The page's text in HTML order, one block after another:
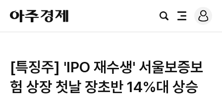
아
주
경
검
전
로
그
[특징주] 'IPO 재수생' 서울보증보
험 상장 첫날 장초반 14%대 상승